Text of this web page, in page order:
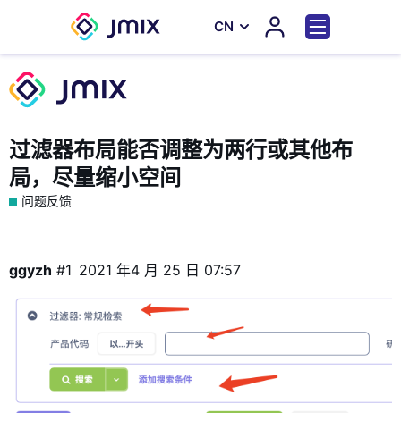
СN
过滤器布局能否调整为两行或其他布
局，尽量缩小空间
问题反馈
ggyzh 2021 年4 月 25 日 07:57
#1